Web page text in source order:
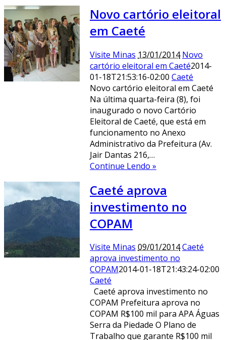
Novo cartório eleitoral
em Caeté
Visite Minas 13/01/2014 Novo
cartório eleitoral em Caeté2014-
01-18T21:53:16-02:00 Caeté
Novo cartório eleitoral em Caeté
Na última quarta-feira (8), foi
inaugurado o novo Cartório
Eleitoral de Caeté, que está em
funcionamento no Anexo
Administrativo da Prefeitura (Av.
Jair Dantas 216,…
Continue Lendo »
Caeté aprova
investimento no
COPAM
Visite Minas 09/01/2014Caeté
aprova investimento no
COPAM2014-01-18T21:43:24-02:00
Caeté
Caeté aprova investimento no
COPAM Prefeitura aprova no
COPAM R$100 mil para APA Águas
Serra da Piedade O Plano de
Trabalho que garante R$100 mil